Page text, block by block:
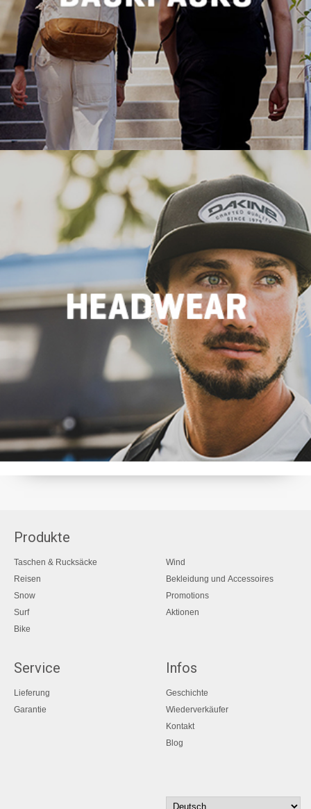
Produkte
Taschen & Rucksäcke
Reisen
Snow
Surf
Bike
Wind
Bekleidung und Accessoires
Promotions
Aktionen
Service
Lieferung
Garantie
Infos
Geschichte
Wiederverkäufer
Kontakt
Blog